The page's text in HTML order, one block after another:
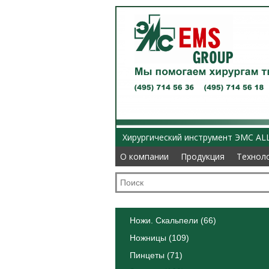
Хирургический инструмент ЭМС
О компании
Продукция
О компании
Продукция
Ножи. Скальпели (66)
Ножницы (109)
Пинцеты (71)